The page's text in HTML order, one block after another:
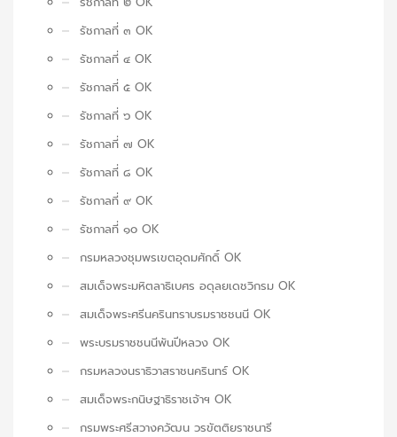
รัชกาลที่ ๓ OK
รัชกาลที่ ๔ OK
รัชกาลที่ ๕ OK
รัชกาลที่ ๖ OK
รัชกาลที่ ๗ OK
รัชกาลที่ ๘ OK
รัชกาลที่ ๙ OK
รัชกาลที่ ๑๐ OK
กรมหลวงชุมพรเขตอุดมศักดิ์ OK
สมเด็จพระมหิตลาธิเบศร อดุลยเดชวิกรม OK
สมเด็จพระศรีนครินทราบรมราชชนนี OK
พระบรมราชชนนีพันปีหลวง OK
กรมหลวงนราธิวาสราชนครินทร์ OK
สมเด็จพระกนิษฐาธิราชเจ้าฯ OK
กรมพระศรีสวางควัฒน วรขัตติยราชนารี